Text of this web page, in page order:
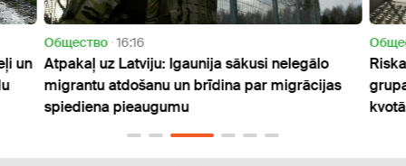
un
Oбщество 16:16
Atpakaļ uz Latviju: Igaunija sākusi nelegālo
migrantu atdošanu un brīdina par migrācijas
spiediena pieaugumu